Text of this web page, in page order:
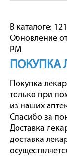
В каталоге:
Обновление
PM
ПОКУПКА
Покупка
только при
из наших
Спасибо за
Доставка
доставка